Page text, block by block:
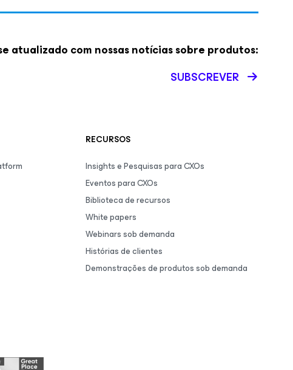
atualizado com nossas notícias sobre produtos:
SUBSCREVER
RECURSOS
Insights e Pesquisas para CXOs
Eventos para CXOs
Biblioteca de recursos
White papers
Webinars sob demanda
Histórias de clientes
Demonstrações de produtos sob demanda